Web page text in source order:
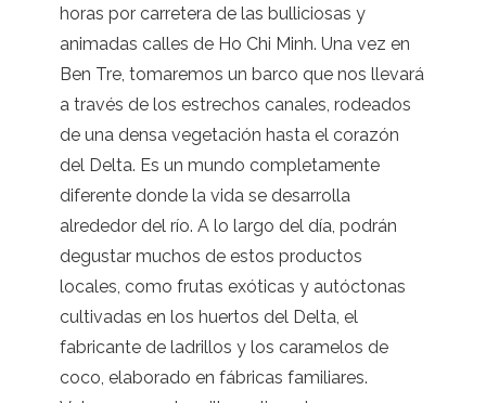
horas por carretera de las bulliciosas y
animadas calles de Ho Chi Minh. Una vez en
Ben Tre, tomaremos un barco que nos llevará
a través de los estrechos canales, rodeados
de una densa vegetación hasta el corazón
del Delta. Es un mundo completamente
diferente donde la vida se desarrolla
alrededor del río. A lo largo del día, podrán
degustar muchos de estos productos
locales, como frutas exóticas y autóctonas
cultivadas en los huertos del Delta, el
fabricante de ladrillos y los caramelos de
coco, elaborado en fábricas familiares.